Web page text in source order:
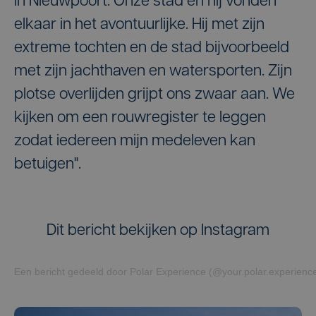
elkaar in het avontuurlijke. Hij met zijn
extreme tochten en de stad bijvoorbeeld
met zijn jachthaven en watersporten. Zijn
plotse overlijden grijpt ons zwaar aan. We
kijken om een rouwregister te leggen
zodat iedereen mijn medeleven kan
betuigen".
Dit bericht bekijken op Instagram
Een bericht gedeeld door Polar Experience